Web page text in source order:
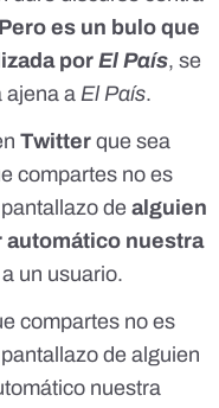
Pero es un bulo que
por El País, se
ajena a El País.
Twitter que sea
compartes no es
de alguien
automático nuestra
a un usuario.
compartes no es
de alguien
nuestra